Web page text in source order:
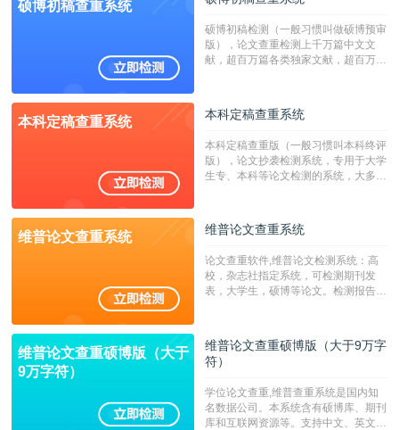
硕博初稿查重系统
硕博初稿检测（一般习惯叫做硕博预审
版），论文查重检测上千万篇中文文
献，超百万篇各类独家文献，超百万港
校用来检测硕博论文的系统，检测范围
广，数据来源真实，检测算法合理!本
字符数30万）
本科定稿查重系统 本科定稿查重系统
本科定稿查重版（一般习惯叫本科终评
版），论文抄袭检测系统，专用于大学
生专、本科等论文检测的系统，大多数
维普论文查重系统 维普论文查重系统
论文查重软件,维普论文检测系统：高
校，杂志社指定系统，可检测期刊发
表，大学生，硕博等论文。检测报告支
维普论文查重硕博版（大于
9万字符）
维普论文查重硕博版（大于9万字
符）
学位论文查重,维普查重系统是国内知
名数据公司。本系统含有硕博库、期刊
库和互联网资源等。支持中文、英文、